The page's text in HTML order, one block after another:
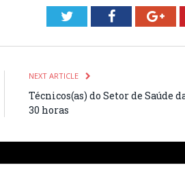
TwitterFacebook
NEXT ARTICLE
Técnicos(as) do Setor de Saúde
30 horas